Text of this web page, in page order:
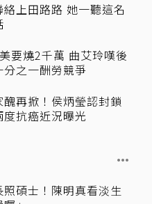
上田路路 她一聽這名
要燒2千萬 曲艾玲嘆後
之一酬勞競爭
再掀！侯炳瑩認封鎖
抗癌近況曝光
碩士！陳明真看淡生